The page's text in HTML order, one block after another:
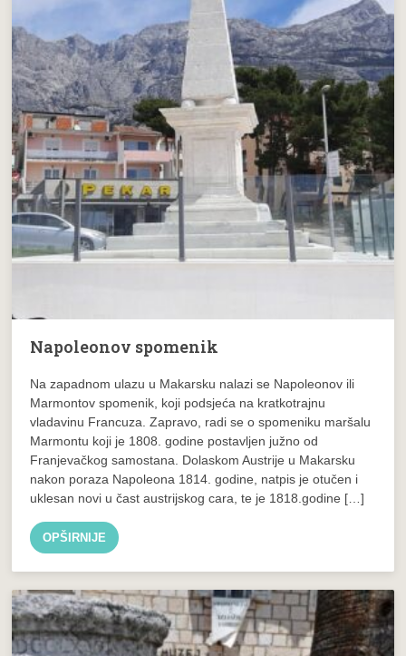
Napoleonov spomenik
Na zapadnom ulazu u Makarsku nalazi se Napoleonov ili
Marmontov spomenik, koji podsjeća na kratkotrajnu
vladavinu Francuza. Zapravo, radi se o spomeniku maršalu
Marmontu koji je 1808. godine postavljen južno od
Franjevačkog samostana. Dolaskom Austrije u Makarsku
nakon poraza Napoleona 1814. godine, natpis je otučen i
uklesan novi u čast austrijskog cara, te je 1818.godine […]
OPŠIRNIJE